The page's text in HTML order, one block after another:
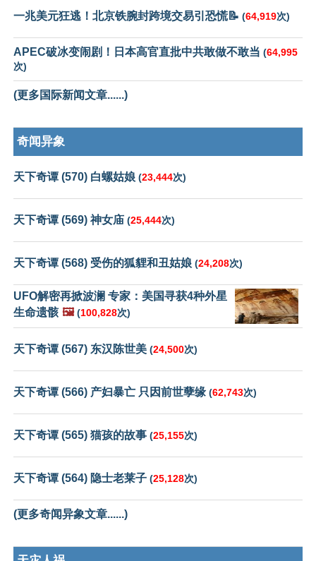
一兆美元狂逃！北京铁腕封跨境交易引恐慌📝 (64,919次)
APEC破冰变闹剧！日本高官直批中共敢做不敢当 (64,995
次)
(更多国际新闻文章......)
奇闻异象
天下奇谭 (570) 白螺姑娘 (23,444次)
天下奇谭 (569) 神女庙 (25,444次)
天下奇谭 (568) 受伤的狐貍和丑姑娘 (24,208次)
UFO解密再掀波澜 专家：美国寻获4种外星
生命遗骸 🖼️ (100,828次)
天下奇谭 (567) 东汉陈世美 (24,500次)
天下奇谭 (566) 产妇暴亡 只因前世孽缘 (62,743次)
天下奇谭 (565) 猫孩的故事 (25,155次)
天下奇谭 (564) 隐士老莱子 (25,128次)
(更多奇闻异象文章......)